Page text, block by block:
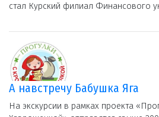
стал Курский филиал Финансового
А навстречу Бабушка Яга
На экскурсии в рамках проекта